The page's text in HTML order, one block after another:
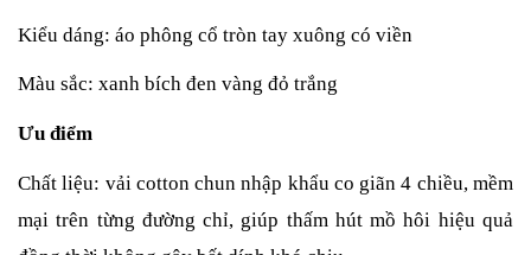
Kiểu dáng: áo phông cổ tròn tay xuông có viền
Màu sắc: xanh bích đen vàng đỏ trắng
Ưu điểm
Chất liệu: vải cotton chun nhập khẩu co giãn 4 chiều, mềm
mại trên từng đường chỉ, giúp thấm hút mồ hôi hiệu quả